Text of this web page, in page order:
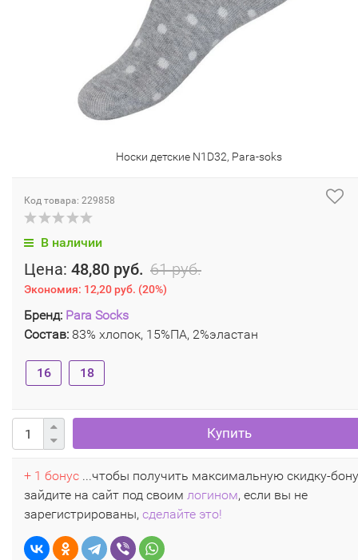
Носки детские N1D32, Para-soks
Код товара: 229858
В наличии
Цена: 48,80 руб. 61 руб.
Экономия: 12,20 руб. (20%)
Бренд: Para Socks
Состав: 83% хлопок, 15%ПА, 2%эластан
16 18
Купить
+ 1 бонус ...чтобы получить максимальную скидку-
зайдите на сайт под своим логином, если вы не
зарегистрированы, сделайте это!